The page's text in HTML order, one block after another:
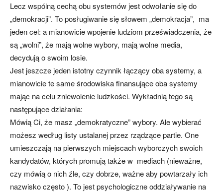
Lecz wspólną cechą obu systemów jest odwołanie się do
„demokracji”. To posługiwanie się słowem „demokracja”, ma
jeden cel: a mianowicie wpojenie ludziom przeświadczenia, że
są „wolni”, że mają wolne wybory, mają wolne media,
decydują o swoim losie.
Jest jeszcze jeden istotny czynnik łączący oba systemy, a
mianowicie te same środowiska finansujące oba systemy
mając na celu zniewolenie ludzkości. Wykładnią tego są
następujące działania:
Mówią Ci, że masz „demokratyczne” wybory. Ale wybierać
możesz według listy ustalanej przez rządzące partie. One
umieszczają na pierwszych miejscach wyborczych swoich
kandydatów, których promują także w mediach (nieważne,
czy mówią o nich źle, czy dobrze, ważne aby powtarzały ich
nazwisko często ). To jest psychologiczne oddziaływanie na